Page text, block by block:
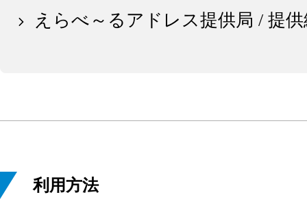
えらべ～るアドレス提供局 / 提
利用方法